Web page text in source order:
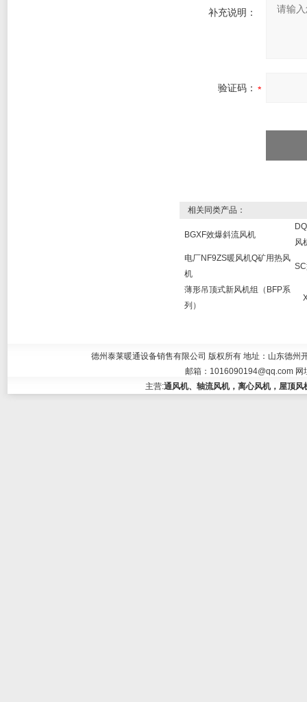
补充说明：
验证码：
相关同类产品：
BGXF效爆斜流风机
风
电厂NF9ZS暖风机Q矿用热风
机
薄形吊顶式新风机组（BFP系
列）
德州泰莱暖通设备销售有限公司 版权所有 地址：山东德
邮箱： 1016090194@qq.com网
主营:通风机、轴流风机，离心风机，屋顶